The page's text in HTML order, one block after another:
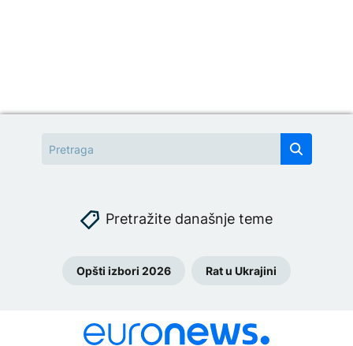
Pretražite današnje teme
Opšti izbori 2026 Rat u Ukrajini